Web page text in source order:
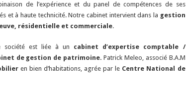
de l’expérience et du panel de compétences de ses
et à haute technicité. Notre cabinet intervient dans la gestion
résidentielle et commerciale.
est liée à un cabinet d’expertise comptable /
de gestion de patrimoine.Patrick Meleo, associé B.A.M
en bien d’habitations, agrée par le Centre National de